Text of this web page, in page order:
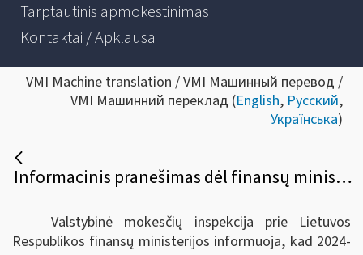
Tarptautinis apmokestinimas
Kontaktai / Apklausa
VMI Machine translation / VMI Машинный перевод /
VMI Машинний переклад (English, Русский,
Українська)
Informacinis pranešimas dėl finansų ministro įsakymo pakeitimo
Valstybinė mokesčių inspekcija prie Lietuvos
Respublikos finansų ministerijos informuoja, kad 2024-